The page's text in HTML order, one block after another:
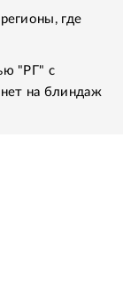
где
"РГ" с
на блиндаж